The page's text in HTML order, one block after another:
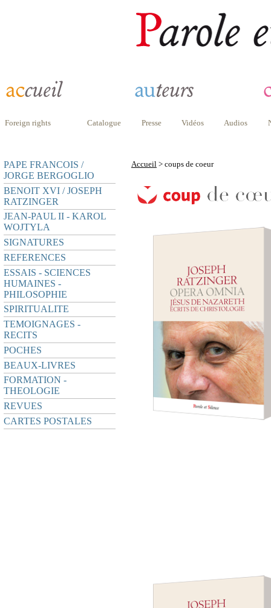
Foreign rights Catalogue Presse Vidéos Audios
PAPE FRANCOIS /
JORGE BERGOGLIO
BENOIT XVI / JOSEPH
RATZINGER
JEAN-PAUL II - KAROL
WOJTYLA
SIGNATURES
REFERENCES
ESSAIS - SCIENCES
HUMAINES -
PHILOSOPHIE
SPIRITUALITE
TEMOIGNAGES -
RECITS
POCHES
BEAUX-LIVRES
FORMATION -
THEOLOGIE
REVUES
CARTES POSTALES
Accueil > coups de coeur